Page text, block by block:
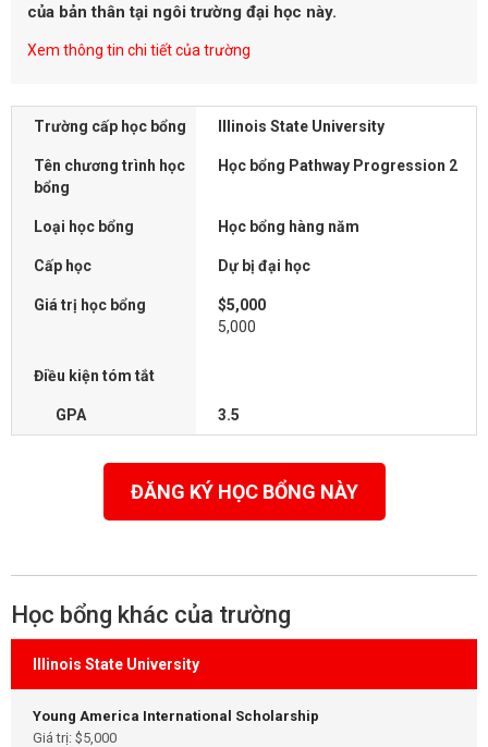
của bản thân tại ngôi trường đại học này.
Xem thông tin chi tiết của trường
Trường cấp học bổng Illinois State University
Tên chương trình học
bổng
Học bổng Pathway Progression 2
Loại học bổng Học bổng hàng năm
Cấp học Dự bị đại học
Giá trị học bổng
$5,000
5,000
Điều kiện tóm tắt
GPA 3.5
ĐĂNG KÝ HỌC BỔNG NÀY
Học bổng khác của trường
Illinois State University
Young America International Scholarship
Giá trị: $5,000